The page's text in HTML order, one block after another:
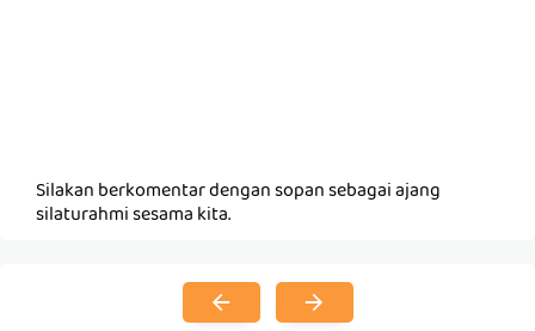
Silakan berkomentar dengan sopan sebagai ajang
silaturahmi sesama kita.